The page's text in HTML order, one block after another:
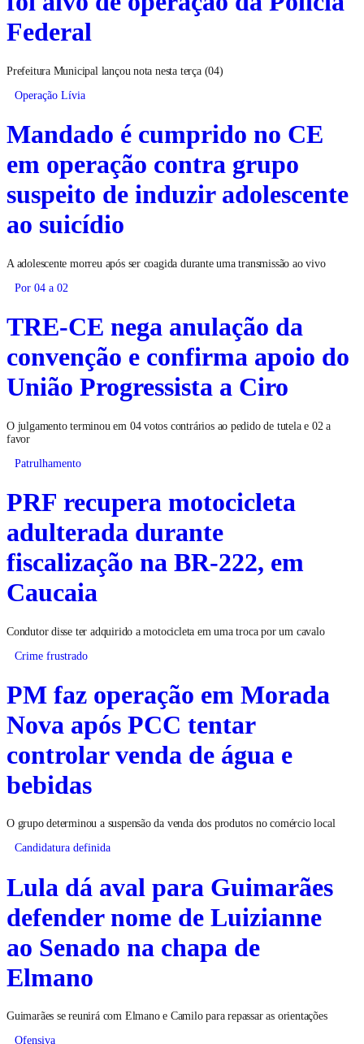
Federal
Prefeitura Municipal lançou nota nesta terça (04)
Operação Lívia
Mandado é cumprido no CE
em operação contra grupo
suspeito de induzir adolescente
ao suicídio
A adolescente morreu após ser coagida durante uma transmissão ao vivo
Por 04 a 02
TRE-CE nega anulação da
convenção e confirma apoio do
União Progressista a Ciro
O julgamento terminou em 04 votos contrários ao pedido de tutela e 02 a
favor
Patrulhamento
PRF recupera motocicleta
adulterada durante
fiscalização na BR-222, em
Caucaia
Condutor disse ter adquirido a motocicleta em uma troca por um cavalo
Crime frustrado
PM faz operação em Morada
Nova após PCC tentar
controlar venda de água e
bebidas
O grupo determinou a suspensão da venda dos produtos no comércio local
Candidatura definida
Lula dá aval para Guimarães
defender nome de Luizianne
ao Senado na chapa de
Elmano
Guimarães se reunirá com Elmano e Camilo para repassar as orientações
Ofensiva